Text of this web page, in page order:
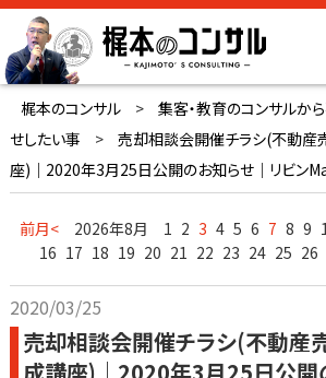
梶本のコンサル >
集客・教育のコンサルか
せしたい事
>
売却相談会開催チラシ(不動産
座)｜2020年3月25日公開のお知らせ｜リビン
前月< 2026年8月 1 2 3 4 5 6 7 8 9
16 17 18 19 20 21 22 23 24 25 26
2020/03/25
売却相談会開催チラシ(不動産